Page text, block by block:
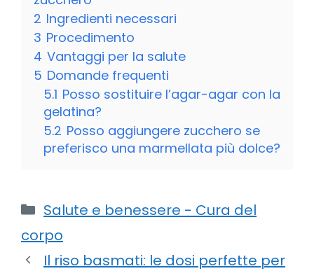
2 Ingredienti necessari
3 Procedimento
4 Vantaggi per la salute
5 Domande frequenti
5.1 Posso sostituire l’agar-agar con la
gelatina?
5.2 Posso aggiungere zucchero se
preferisco una marmellata più dolce?
Categorie
Salute e benessere - Cura del
corpo
Il riso basmati: le dosi perfette per